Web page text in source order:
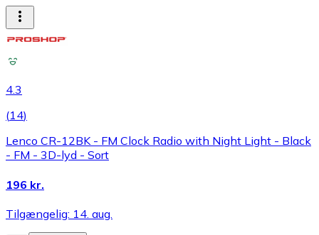
4.3
(14)
Lenco CR-12BK - FM Clock Radio with Night Light - Black
- FM - 3D-lyd - Sort
196 kr.
Tilgængelig: 14. aug.